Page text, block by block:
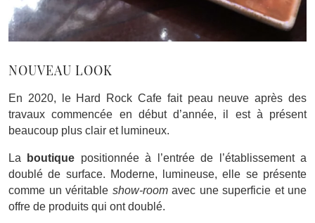
NOUVEAU LOOK
En 2020, le Hard Rock Cafe fait peau neuve après des
travaux commencée en début d’année, il est à présent
beaucoup plus clair et lumineux.
La boutique positionnée à l’entrée de l’établissement a
doublé de surface. Moderne, lumineuse, elle se présente
comme un véritable show-roomavec une superficie et une
offre de produits qui ont doublé.